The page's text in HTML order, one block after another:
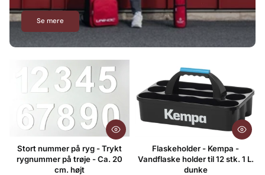
Se mere
Stort nummer på ryg - Trykt
rygnummer på trøje - Ca. 20
cm. højt
Flaskeholder - Kempa -
Vandflaske holder til 12 stk. 1 L.
dunke